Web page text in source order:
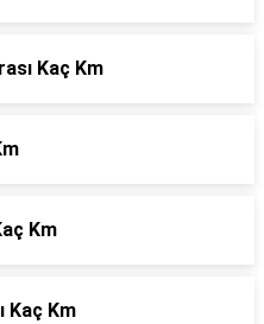
Kaç Km
Km
Kaç Km